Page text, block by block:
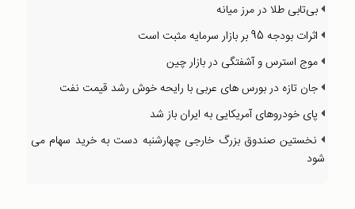
بی‌تابی طلا در مرز میانه
اثرات بودجه 95 بر بازار سرمایه مثبت است
موج استرس و آشفتگی در بازار چین
جان تازه در بورس های عربی با رایحه خوش رشد قیمت نفت
پای خودروهای آمریکایی به ایران باز شد
نخستین صندوق بزرگ خارجی چهارشنبه دست به خرید سهام می
شود